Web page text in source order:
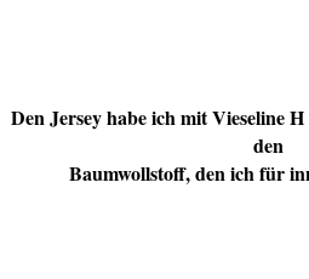
Den Jersey habe ich mit Vieseline
den
Baumwollstoff, den ich für